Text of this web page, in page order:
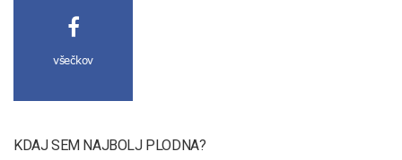
všečkov
KDAJ SEM NAJBOLJ PLODNA?